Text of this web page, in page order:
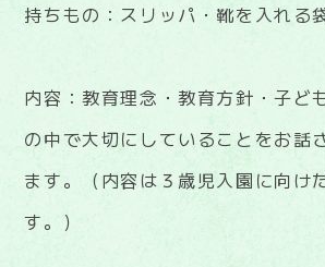
持ちもの：スリッパ・靴を入れる
内容：教育理念・教育方針・子ど
の中で大切にしていることをお話
ます。（内容は３歳児入園に向け
す。）